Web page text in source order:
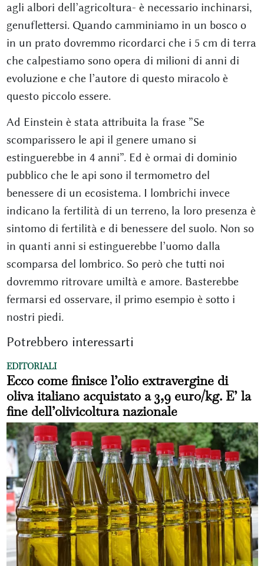
agli albori dell’agricoltura- è necessario inchinarsi,
genuflettersi. Quando camminiamo in un bosco o
in un prato dovremmo ricordarci che i 5 cm di terra
che calpestiamo sono opera di milioni di anni di
evoluzione e che l’autore di questo miracolo è
questo piccolo essere.
Ad Einstein è stata attribuita la frase ”Se
scomparissero le api il genere umano si
estinguerebbe in 4 anni”. Ed è ormai di dominio
pubblico che le api sono il termometro del
benessere di un ecosistema. I lombrichi invece
indicano la fertilità di un terreno, la loro presenza è
sintomo di fertilità e di benessere del suolo. Non so
in quanti anni si estinguerebbe l’uomo dalla
scomparsa del lombrico. So però che tutti noi
dovremmo ritrovare umiltà e amore. Basterebbe
fermarsi ed osservare, il primo esempio è sotto i
nostri piedi.
Potrebbero interessarti
EDITORIALI
Ecco come finisce l’olio extravergine di
oliva italiano acquistato a 3,9 euro/kg. E’ la
fine dell’olivicoltura nazionale